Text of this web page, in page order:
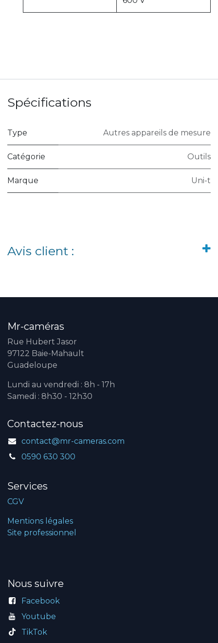
Spécifications
Type Autres appareils de mesure
Catégorie Outils
Marque Uni-t
Avis client :
Mr-caméras
Rue Hubert Jasor
97122 Baie-Mahault
Guadeloupe
Lundi au vendredi : 8h - 17h
Samedi : 8h30 - 12h30
Contactez-nous
contact@mr-cameras.com
0590 630 300
Services
CGV
Mentions légales
Site professionnel
Nous suivre
Facebook
Youtube
TikTok